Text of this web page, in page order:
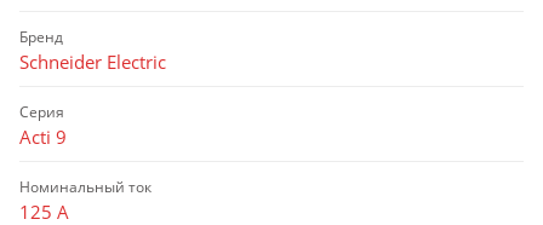
Бренд
Schneider Electric
Серия
Acti 9
Номинальный ток
125 А